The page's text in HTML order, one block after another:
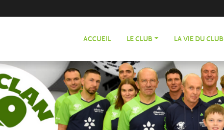
ACCUEIL LE CLUB LA VIE DU CLUB